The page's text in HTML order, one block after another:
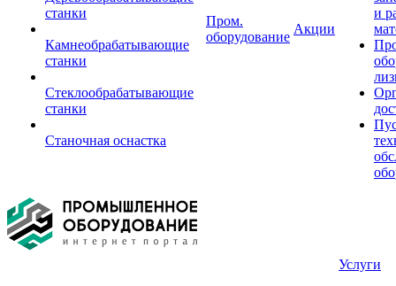
станки
Камнеобрабатывающие
станки
Стеклообрабатывающие
станки
Станочная оснастка
Пром.
оборудование
Акции
и
Услуги